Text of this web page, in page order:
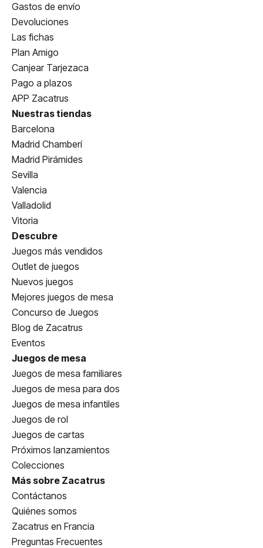
Gastos de envío
Devoluciones
Las fichas
Plan Amigo
Canjear Tarjezaca
Pago a plazos
APP Zacatrus
Nuestras tiendas
Barcelona
Madrid Chamberí
Madrid Pirámides
Sevilla
Valencia
Valladolid
Vitoria
Descubre
Juegos más vendidos
Outlet de juegos
Nuevos juegos
Mejores juegos de mesa
Concurso de Juegos
Blog de Zacatrus
Eventos
Juegos de mesa
Juegos de mesa familiares
Juegos de mesa para dos
Juegos de mesa infantiles
Juegos de rol
Juegos de cartas
Próximos lanzamientos
Colecciones
Más sobre Zacatrus
Contáctanos
Quiénes somos
Zacatrus en Francia
Preguntas Frecuentes